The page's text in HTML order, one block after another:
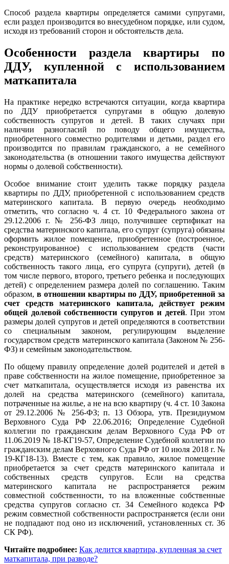
Способ раздела квартиры определяется самими супругами,
если раздел производится во внесудебном порядке, или судом,
исходя из требований сторон и обстоятельств дела.
Особенности раздела квартиры по
ДДУ, купленной с использованием
маткапитала
На практике нередко встречаются ситуации, когда квартира
по ДДУ приобретается супругами в общую долевую
собственность супругов и детей. В таких случаях при
наличии разногласий по поводу общего имущества,
приобретенного совместно родителями и детьми, раздел его
производится по правилам гражданского, а не семейного
законодательства (в отношении такого имущества действуют
нормы о долевой собственности).
Особое внимание стоит уделить также порядку раздела
квартиры по ДДУ, приобретенной с использованием средств
материнского капитала. В первую очередь необходимо
отметить, что согласно ч. 4 ст. 10 Федерального закона от
29.12.2006 г. № 256-ФЗ лицо, получившее сертификат на
средства материнского капитала, его супруг (супруга) обязаны
оформить жилое помещение, приобретенное (построенное,
реконструированное) с использованием средств (части
средств) материнского (семейного) капитала, в общую
собственность такого лица, его супруга (супруги), детей (в
том числе первого, второго, третьего ребенка и последующих
детей) с определением размера долей по соглашению. Таким
образом, в отношении квартиры по ДДУ, приобретенной за
счет средств материнского капитала, действует режим
общей долевой собственности супругов и детей. При этом
размеры долей супругов и детей определяются в соответствии
со специальным законом, регулирующим выделение
государством средств материнского капитала (Законом № 256-
ФЗ) и семейным законодательством.
По общему правилу определение долей родителей и детей в
праве собственности на жилое помещение, приобретенное за
счет маткапитала, осуществляется исходя из равенства их
долей на средства материнского (семейного) капитала,
потраченные на жилье, а не на всю квартиру (ч. 4 ст. 10 Закона
от 29.12.2006 № 256-ФЗ; п. 13 Обзора, утв. Президиумом
Верховного Суда РФ 22.06.2016; Определение Судебной
коллегии по гражданским делам Верховного Суда РФ от
11.06.2019 № 18-КГ19-57, Определение Судебной коллегии по
гражданским делам Верховного Суда РФ от 10 июля 2018 г. №
19-КГ18-13). Вместе с тем, как правило, жилое помещение
приобретается за счет средств материнского капитала и
собственных средств супругов. Если на средства
материнского капитала не распространяется режим
совместной собственности, то на вложенные собственные
средства супругов согласно ст. 34 Семейного кодекса РФ
режим совместной собственности распространяется (если они
не подпадают под оно из исключений, установленных ст. 36
СК РФ).
Читайте подробнее: Как делится квартира, купленная за счет
маткапитала, при разводе?